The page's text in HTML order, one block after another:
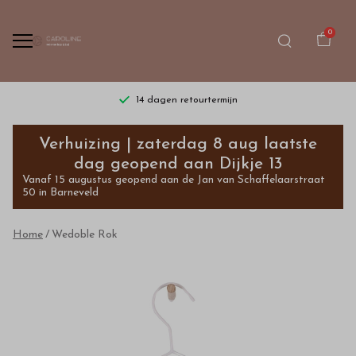
0
14 dagen retourtermijn
Wedoble
Rok
Bestel
Verhuizing | zaterdag 8 aug laatste
dag geopend aan Dijkje 13
Vanaf 15 augustus geopend aan de Jan van Schaffelaarstraat
50 in Barneveld
Home Wedoble Rok